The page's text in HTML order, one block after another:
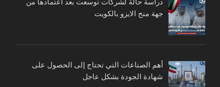
دراسة حالة لشركات توسعت بعد اعتمادها من
جهة منح الايزو بالكويت
أهم الصناعات التي تحتاج إلى الحصول على
شهادة الجودة بشكل عاجل